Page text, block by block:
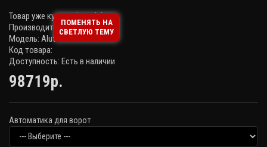
ПОМЕНЯТЬ НА
СВЕТЛУЮ ТЕМУ
Товар уже купили:1 раз(а)
Производитель:Alutech
Модель: Alutech Trend
Код товара:
Доступность: Есть в наличии
98719р.
Автоматика для ворот